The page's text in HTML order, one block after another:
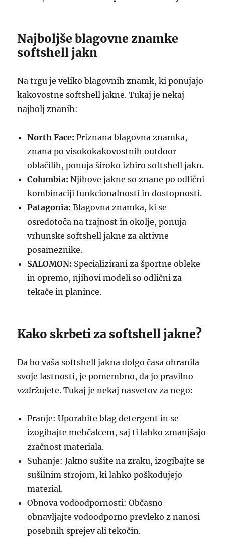
Najboljše blagovne znamke
softshell jakn
Na trgu je veliko blagovnih znamk, ki ponujajo
kakovostne softshell jakne. Tukaj je nekaj
najbolj znanih:
North Face: Priznana blagovna znamka,
znana po visokokakovostnih outdoor
oblačilih, ponuja široko izbiro softshell jakn.
Columbia: Njihove jakne so znane po odlični
kombinaciji funkcionalnosti in dostopnosti.
Patagonia: Blagovna znamka, ki se
osredotoča na trajnost in okolje, ponuja
vrhunske softshell jakne za aktivne
posameznike.
SALOMON: Specializirani za športne obleke
in opremo, njihovi modeli so odlični za
tekače in planince.
Kako skrbeti za softshell jakne?
Da bo vaša softshell jakna dolgo časa ohranila
svoje lastnosti, je pomembno, da jo pravilno
vzdržujete. Tukaj je nekaj nasvetov za nego:
Pranje: Uporabite blag detergent in se
izogibajte mehčalcem, saj ti lahko zmanjšajo
zračnost materiala.
Suhanje: Jakno sušite na zraku, izogibajte se
sušilnim strojom, ki lahko poškodujejo
material.
Obnova vodoodpornosti: Občasno
obnavljajte vodoodporno prevleko z nanosi
posebnih sprejev ali tekočin.